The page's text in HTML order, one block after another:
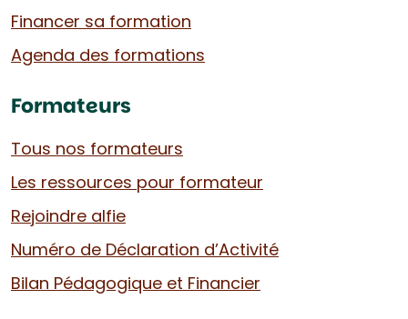
Financer sa formation
Agenda des formations
Formateurs
Tous nos formateurs
Les ressources pour formateur
Rejoindre alfie
Numéro de Déclaration d’Activité
Bilan Pédagogique et Financier